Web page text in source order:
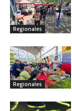
Regionales
Regionales